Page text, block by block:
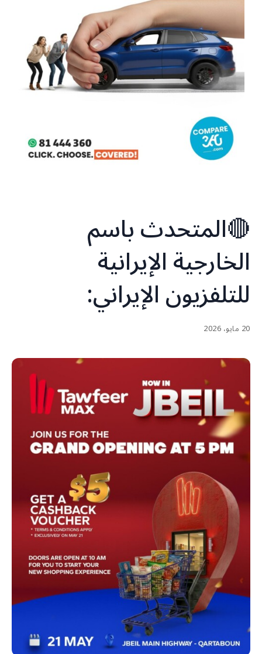
🔴المتحدث باسم
الخارجية الإيرانية
للتلفزيون الإيراني:
20 مايو، 2026